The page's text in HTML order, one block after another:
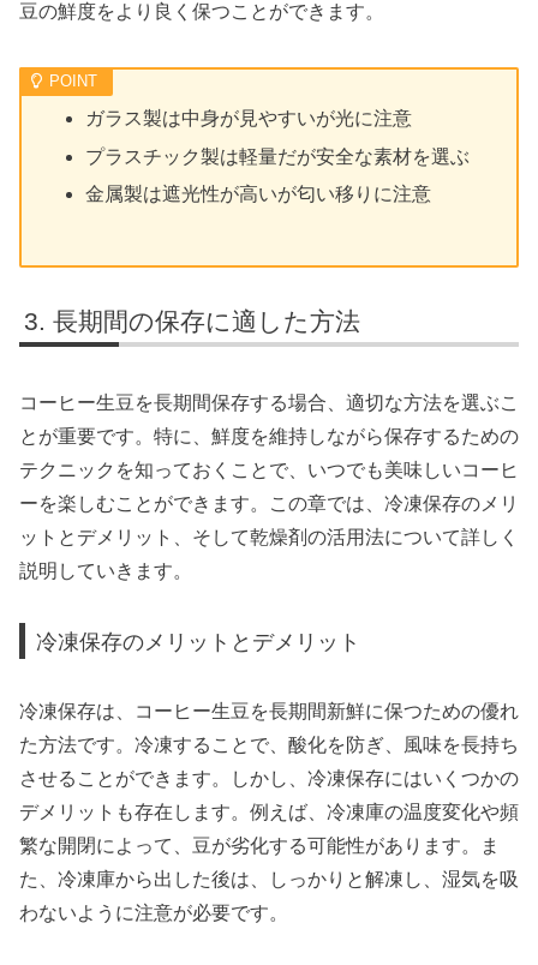
豆の鮮度をより良く保つことができます。
ガラス製は中身が見やすいが光に注意
プラスチック製は軽量だが安全な素材を選ぶ
金属製は遮光性が高いが匂い移りに注意
長期間の保存に適した方法
コーヒー生豆を長期間保存する場合、適切な方法を選ぶこ
とが重要です。特に、鮮度を維持しながら保存するための
テクニックを知っておくことで、いつでも美味しいコーヒ
ーを楽しむことができます。この章では、冷凍保存のメリ
ットとデメリット、そして乾燥剤の活用法について詳しく
説明していきます。
冷凍保存のメリットとデメリット
冷凍保存は、コーヒー生豆を長期間新鮮に保つための優れ
た方法です。冷凍することで、酸化を防ぎ、風味を長持ち
させることができます。しかし、冷凍保存にはいくつかの
デメリットも存在します。例えば、冷凍庫の温度変化や頻
繁な開閉によって、豆が劣化する可能性があります。ま
た、冷凍庫から出した後は、しっかりと解凍し、湿気を吸
わないように注意が必要です。